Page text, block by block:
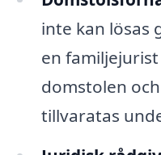
inte kan lösas
en
domstolen
tillvaratas